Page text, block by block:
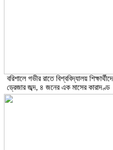
বরিশালে গভীর রাতে বিশ্ববিদ্যালয়
ড্রেজার জব্দ, ৪ জনের এক মাসের কারাদণ্ড